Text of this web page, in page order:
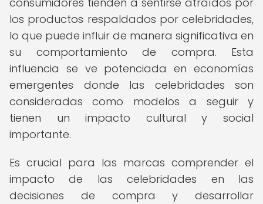
los productos respaldados por celebridades,
lo que puede influir de manera significativa en
su comportamiento de compra. Esta
influencia se ve potenciada en economías
emergentes donde las celebridades son
consideradas como modelos a seguir y
tienen un impacto cultural y social
importante.
Es crucial para las marcas comprender el
impacto de las celebridades en las
decisiones de compra y desarrollar